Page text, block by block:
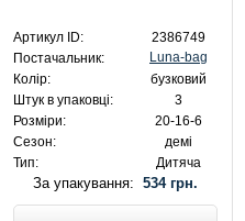
Артикул ID:
2386749
Постачальник:
Luna-bag
Колір:
бузковий
Штук в упаковці:
3
Розміри:
20-16-6
Сезон:
демі
Тип:
Дитяча
За упакування: 534 грн.